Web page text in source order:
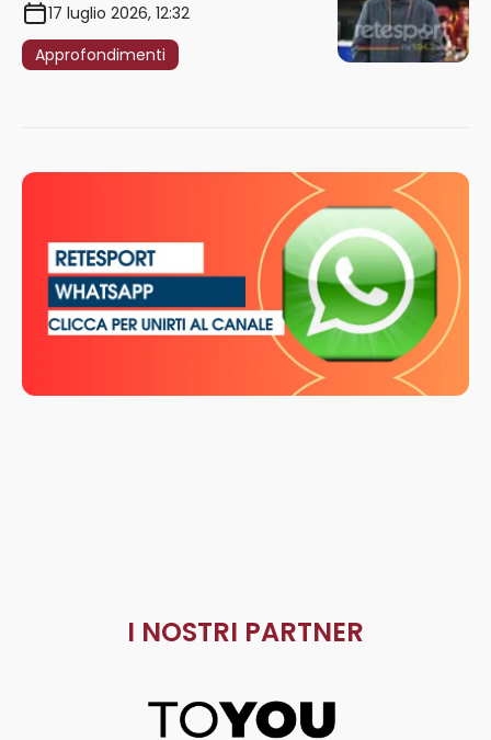
17 luglio 2026, 12:32
Approfondimenti
I NOSTRI PARTNER